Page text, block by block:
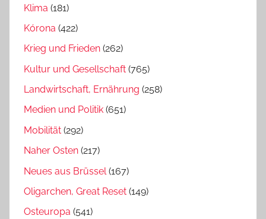
Klima (181)
Kórona (422)
Krieg und Frieden (262)
Kultur und Gesellschaft (765)
Landwirtschaft, Ernährung (258)
Medien und Politik (651)
Mobilität (292)
Naher Osten (217)
Neues aus Brüssel (167)
Oligarchen, Great Reset (149)
Osteuropa (541)